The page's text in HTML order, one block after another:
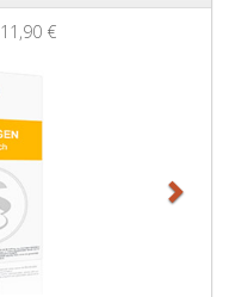
11,90 €